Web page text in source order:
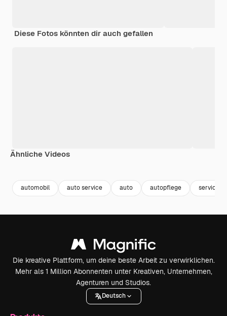
Diese Fotos könnten dir auch gefallen
Ähnliche Videos
automobil auto service auto autopflege service
Die kreative Plattform, um deine beste Arbeit zu verwirklichen.
Mehr als 1 Million Abonnenten unter Kreativen, Unternehmen,
Agenturen und Studios.
Deutsch